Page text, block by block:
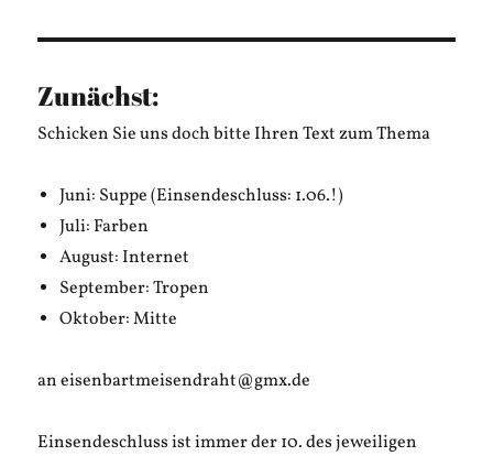
Zunächst:
Schicken Sie uns doch bitte Ihren Text zum Thema
Juni: Suppe (Einsendeschluss: 1.06.!)
Juli: Farben
August: Internet
September: Tropen
Oktober: Mitte
an eisenbartmeisendraht@gmx.de
Einsendeschluss ist immer der 10. des jeweiligen